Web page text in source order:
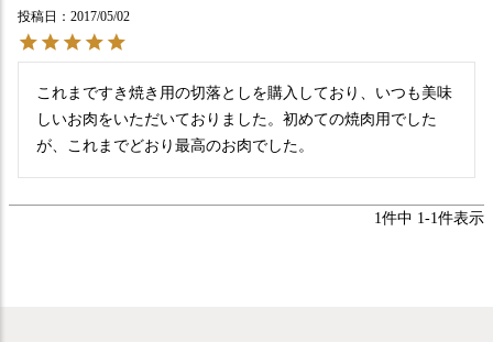
投稿日
2017/05/02
これまですき焼き用の切落としを購入しており、いつも美味
しいお肉をいただいておりました。初めての焼肉用でした
が、これまでどおり最高のお肉でした。
1件中 1-1件表示